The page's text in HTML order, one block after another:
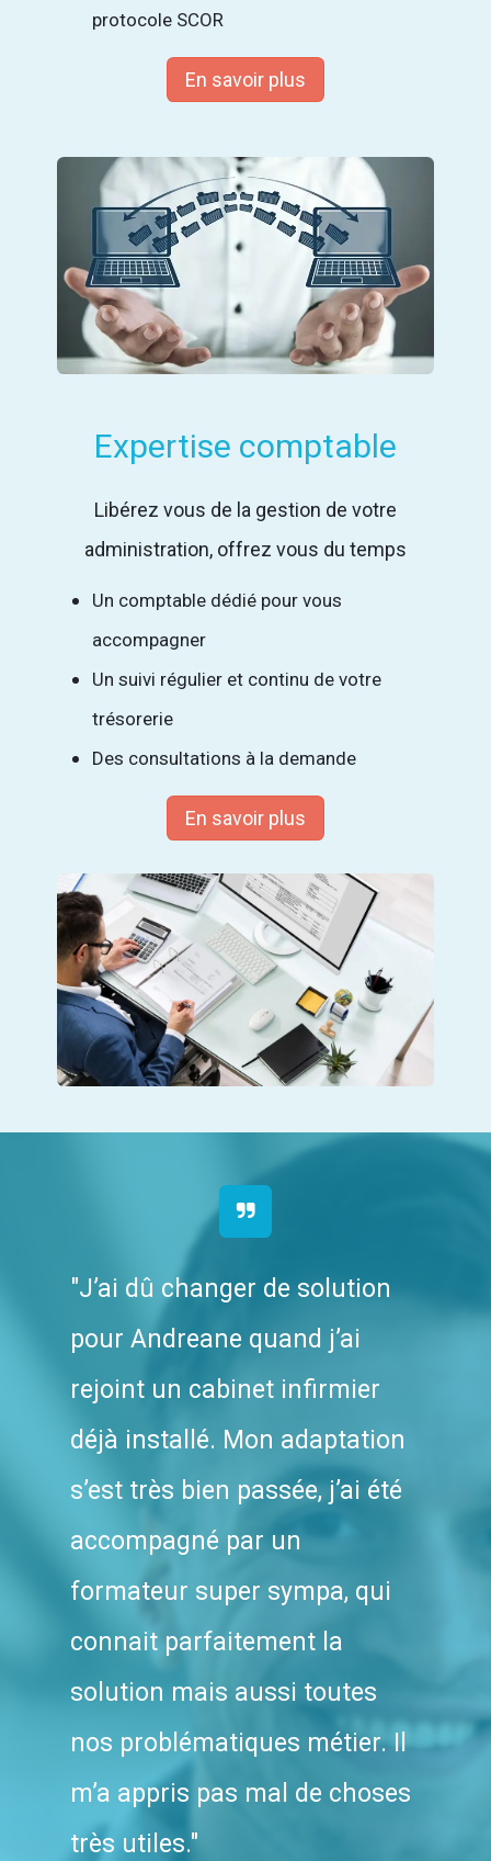
protocole SCOR
En savoir plus
Expertise comptable
Libérez vous de la gestion de votre
administration, offrez vous du temps
Un comptable dédié pour vous
accompagner
Un suivi régulier et continu de votre
trésorerie
Des consultations à la demande
En savoir plus
"J’ai dû changer de solution
pour Andreane quand j’ai
rejoint un cabinet infirmier
déjà installé. Mon adaptation
s’est très bien passée, j’ai été
accompagné par un
formateur super sympa, qui
connait parfaitement la
solution mais aussi toutes
nos problématiques métier.​ Il
m’a appris pas m​al de choses
très utiles."